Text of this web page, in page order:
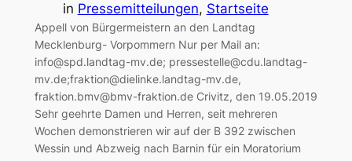
in Pressemitteilungen, Startseite
Appell von Bürgermeistern an den Landtag
Mecklenburg- Vorpommern Nur per Mail an:
info@spd.landtag-mv.de; pressestelle@cdu.landtag-
mv.de;fraktion@dielinke.landtag-mv.de,
fraktion.bmv@bmv-fraktion.de Crivitz, den 19.05.2019
Sehr geehrte Damen und Herren, seit mehreren
Wochen demonstrieren wir auf der B 392 zwischen
Wessin und Abzweig nach Barnin für ein Moratorium